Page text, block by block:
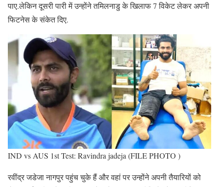
पाए.लेकिन दूसरी पारी में उन्होंने तमिलनाडु के खिलाफ 7 विकेट लेकर अपनी
फिटनेस के संकेत दिए.
IND vs AUS 1st Test: Ravindra jadeja (FILE PHOTO )
रवींद्र जडेजा नागपुर पहुंच चुके हैं और वहां पर उन्होंने अपनी तैयारियों को